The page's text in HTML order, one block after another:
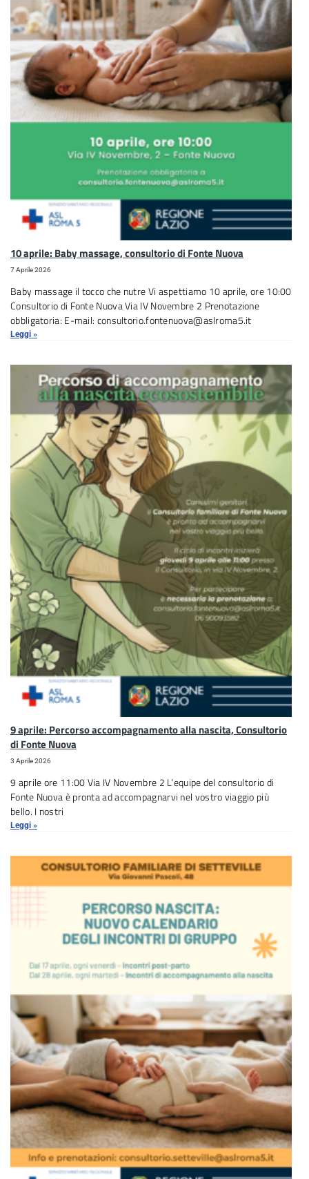
10 aprile: Baby massage, consultorio di Fonte Nuova
7 Aprile 2026
Baby massage il tocco che nutre Vi aspettiamo 10 aprile, ore 10:00
Consultorio di Fonte Nuova Via IV Novembre 2 Prenotazione
obbligatoria: E-mail: consultorio.fontenuova@aslroma5.it
Leggi »
9 aprile: Percorso accompagnamento alla nascita, Consultorio
di Fonte Nuova
3 Aprile 2026
9 aprile ore 11:00 Via IV Novembre 2 L’equipe del consultorio di
Fonte Nuova è pronta ad accompagnarvi nel vostro viaggio più
bello. I nostri
Leggi »